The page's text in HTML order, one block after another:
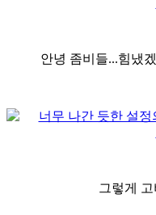
안녕 좀비들...힘냈
그렇게